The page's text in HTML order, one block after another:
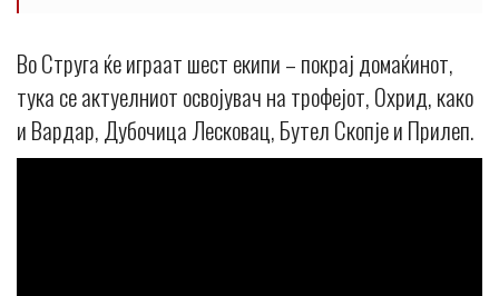
Во Струга ќе играат шест екипи – покрај домаќинот,
тука се актуелниот освојувач на трофејот, Охрид, како
и Вардар, Дубочица Лесковац, Бутел Скопје и Прилеп.